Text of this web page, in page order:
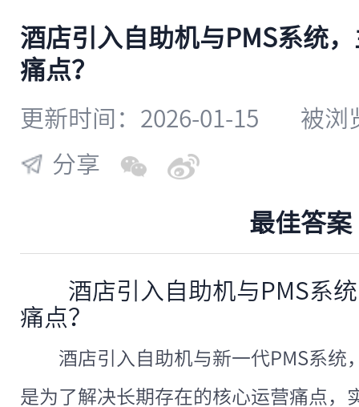
酒店引入自助机与PMS系统
痛点？
更新时间：2026-01-15
被浏
分享
最佳答案
酒店引入自助机与PMS系
痛点？
酒店引入自助机与新一代PMS系统
是为了解决长期存在的核心运营痛点，